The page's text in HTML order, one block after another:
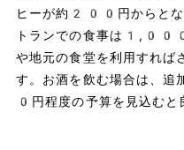
ヒーが約200円からとな
トランでの食事は1,000
や地元の食堂を利用すれば
す。お酒を飲む場合は
0円程度の予算を見込むと